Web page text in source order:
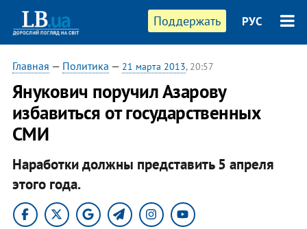
Поддержать РУС
Главная — Политика — 21 марта 2013, 20:57
Янукович поручил Азарову
избавиться от государственных
СМИ
Наработки должны представить 5 апреля
этого года.